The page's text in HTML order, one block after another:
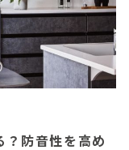
？防音性を高め